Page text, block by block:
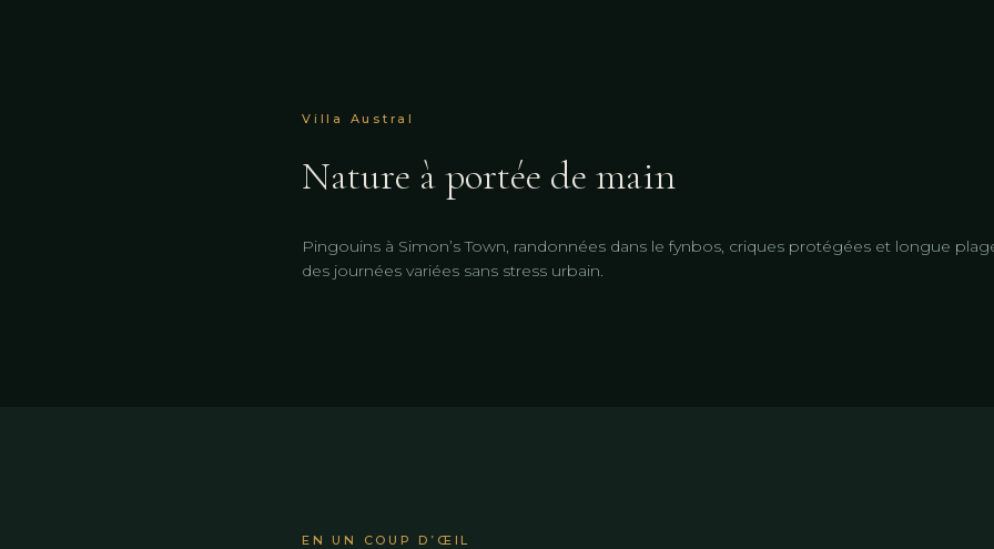
Villa Austral
Nature à portée de main
Pingouins à Simon’s Town, randonnées dans le fynbos, criques protégées et longue
des journées variées sans stress urbain.
EN UN COUP D’ŒIL